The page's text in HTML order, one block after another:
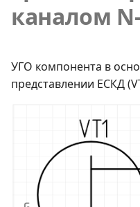
каналом
УГО компонента в
представлении ЕСКД